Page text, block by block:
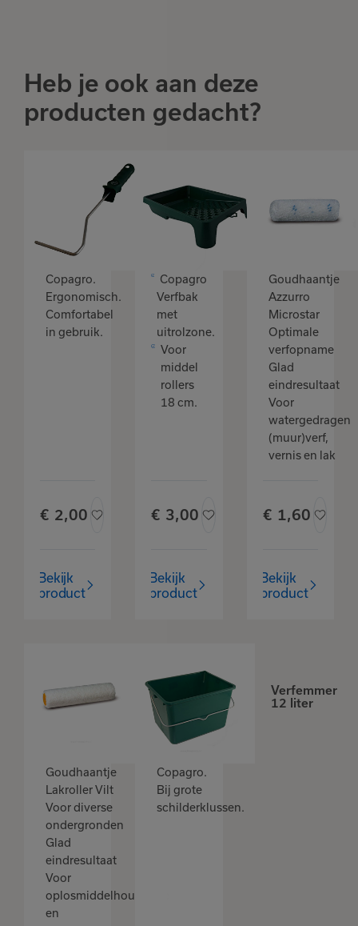
Heb je ook aan deze
producten gedacht?
Verfrolbeugel
klein, lange
steel
Copagro.
Ergonomisch.
Comfortabel
in gebruik.
€ 2,00
Bekijk
product
middel
24x32
cm
Copagro
Verfbak
met
uitrolzone.
Voor
middel
rollers
18 cm.
€ 3,00
Bekijk
product
Goudhaantje
Azzurro
Microstar
Optimale
verfopname
Glad
eindresultaat
Voor
watergedragen
(muur)verf,
vernis en lak
€ 1,60
Bekijk
product
Goudhaantje
lakverfrol
vilt 5mm -
10cm
Goudhaantje
Lakroller Vilt
Voor diverse
ondergronden
Glad
eindresultaat
Voor
oplosmiddelhoudende
en
Verfemmer
12 liter
Copagro.
Bij grote
schilderklussen.